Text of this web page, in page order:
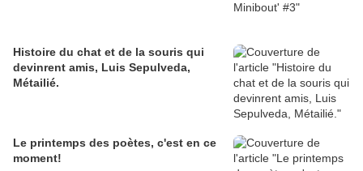
Histoire du chat et de la souris qui
devinrent amis, Luis Sepulveda,
Métailié.
Le printemps des poètes, c'est en ce
moment!